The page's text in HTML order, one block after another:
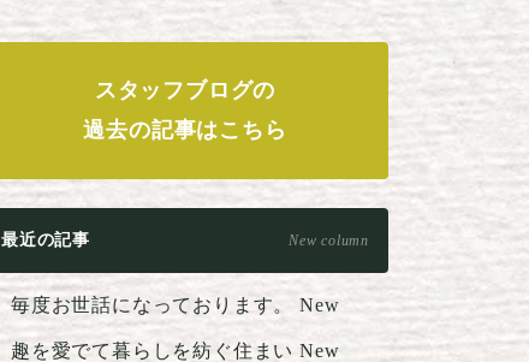
スタッフブログの
過去の記事はこちら
最近の記事 New column
毎度お世話になっております。New
趣を愛でて暮らしを紡ぐ住まいNew